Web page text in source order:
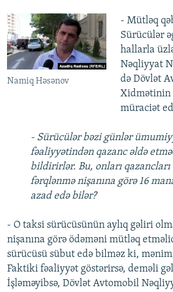
Namiq Həsənov
- Mütləq
Sürücülər
hallarla
Nəqliyyat
də Dövlət
Xidmətinin
müraciət
- Sürücülər bəzi günlər
fəaliyyətindən qazanc əldə
bildirirlər. Bu, onları
fərqlənmə nişanına görə 16
azad edə bilər?
- O taksi sürücüsünün aylıq gəliri
nişanına görə ödəməni mütləq
sürücüsü sübut edə bilməz ki,
Faktiki fəaliyyət göstərirsə, deməli
İşləməyibsə, Dövlət Avtomobil